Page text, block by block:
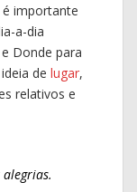
importante
a-dia
Donde para
de lugar,
relativos e